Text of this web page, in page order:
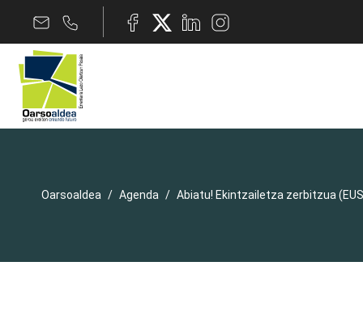
Oarsoaldea Agenda Abiatu! Ekintzailetza zerbitzua